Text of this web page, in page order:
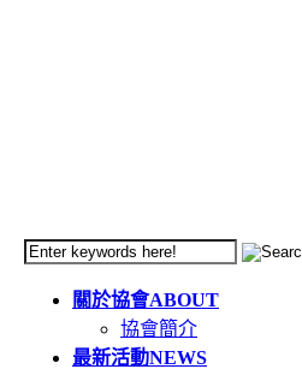
關於協會ABOUT
協會簡介
最新活動NEWS